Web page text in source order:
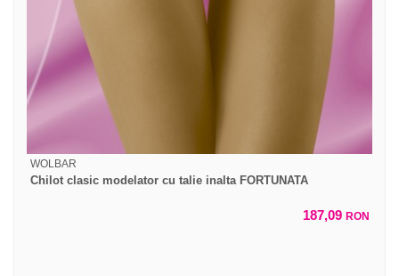
WOLBAR
Chilot clasic modelator cu talie inalta FORTUNATA
187,09 RON